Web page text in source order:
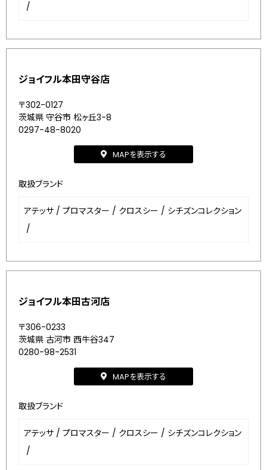
/
ジョイフル本田守谷店
〒302-0127
茨城県 守谷市 松ヶ丘3-8
0297-48-8020
MAPを表示する
取扱ブランド
アテッサ / プロマスター / クロスシー / シチズンコレクション
/
ジョイフル本田古河店
〒306-0233
茨城県 古河市 西牛谷347
0280-98-2531
MAPを表示する
取扱ブランド
アテッサ / プロマスター / クロスシー / シチズンコレクション
/